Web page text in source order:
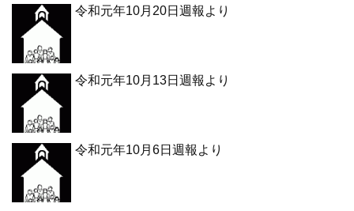
令和元年10月20日週報より
令和元年10月13日週報より
令和元年10月6日週報より